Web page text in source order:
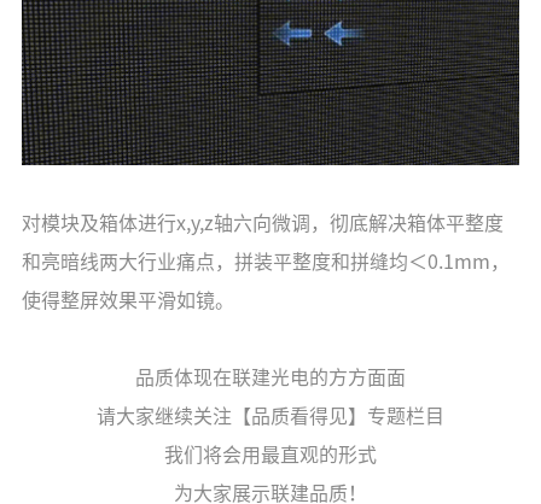
对模块及箱体进行x,y,z轴六向微调，彻底解决箱体平整度
和亮暗线两大行业痛点，拼装平整度和拼缝均＜0.1mm，
使得整屏效果平滑如镜。
品质体现在联建光电的方方面面
请大家继续关注【品质看得见】专题栏目
我们将会用最直观的形式
为大家展示联建品质！